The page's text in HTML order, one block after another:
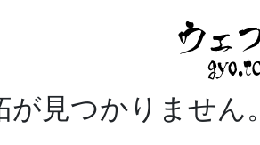
が見つかりません。